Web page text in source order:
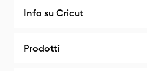
Info su Cricut
Prodotti